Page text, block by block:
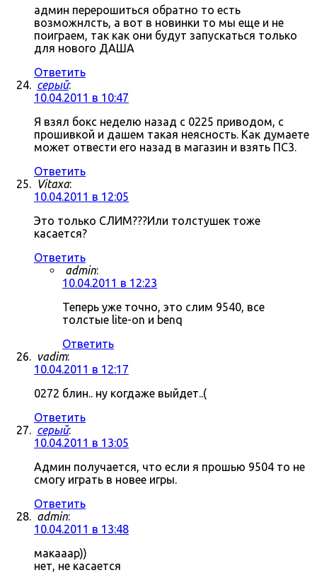
админ перерошиться обратно то есть
возможнлсть, а вот в новинки то мы еще и не
поиграем, так как они будут запускаться только
для нового ДАША
Ответить
серый:
10.04.2011 в 10:47
Я взял бокс неделю назад с 0225 приводом, с
прошивкой и дашем такая неясность. Как думаете
может отвести его назад в магазин и взять ПС3.
Ответить
Vitaxa:
10.04.2011 в 12:05
Это только СЛИМ???Или толстушек тоже
касается?
Ответить
admin:
10.04.2011 в 12:23
Теперь уже точно, это слим 9540, все
толстые lite-on и benq
Ответить
vadim:
10.04.2011 в 12:17
0272 блин.. ну когдаже выйдет..(
Ответить
серый:
10.04.2011 в 13:05
Админ получается, что если я прошью 9504 то не
смогу играть в новее игры.
Ответить
admin:
10.04.2011 в 13:48
макааар))
нет, не касается